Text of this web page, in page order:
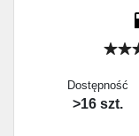
Dostępność
>16 szt.